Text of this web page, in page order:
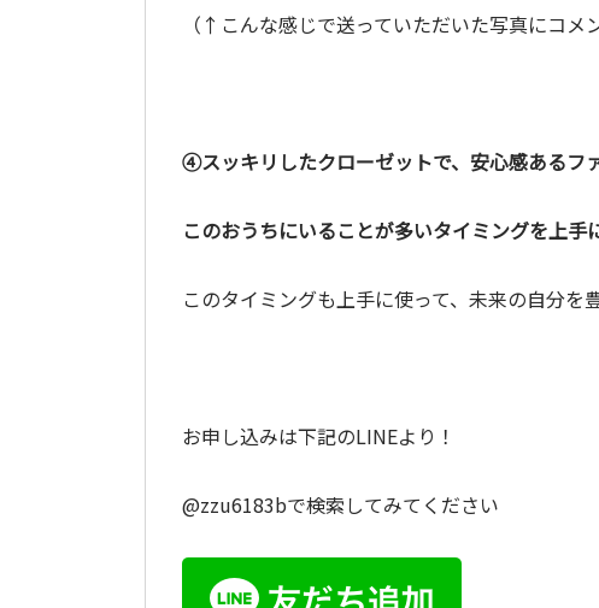
（↑こんな感じで送っていただいた写真にコメ
④スッキリしたクローゼットで、安心感あるフ
このおうちにいることが多いタイミングを上手
このタイミングも上手に使って、未来の自分を
お申し込みは下記のLINEより！
@zzu6183bで検索してみてください